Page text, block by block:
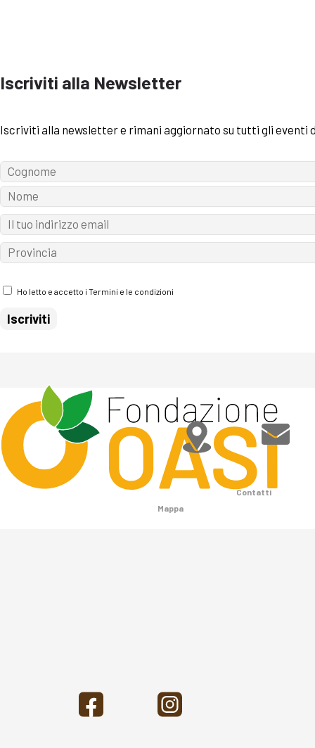
Iscriviti alla Newsletter
Iscriviti alla newsletter e rimani aggiornato su tutti gli eventi
Ho letto e accetto i Termini e le condizioni
Mappa
Contatti